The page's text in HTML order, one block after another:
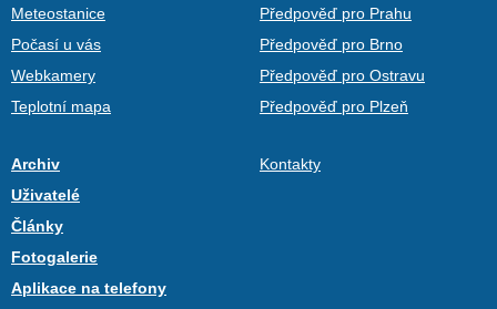
Meteostanice
Počasí u vás
Webkamery
Teplotní mapa
Předpověď pro Prahu
Předpověď pro Brno
Předpověď pro Ostravu
Předpověď pro Plzeň
Archiv
Uživatelé
Články
Fotogalerie
Aplikace na telefony
Kontakty